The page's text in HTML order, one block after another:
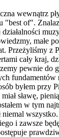
wewnątrz
of".
działalności
małe
Przeżyliśmy z
cały kraj,
pewnie do
fundamentów
byłem przy
sławę,
w tym
niemal
i zawsze